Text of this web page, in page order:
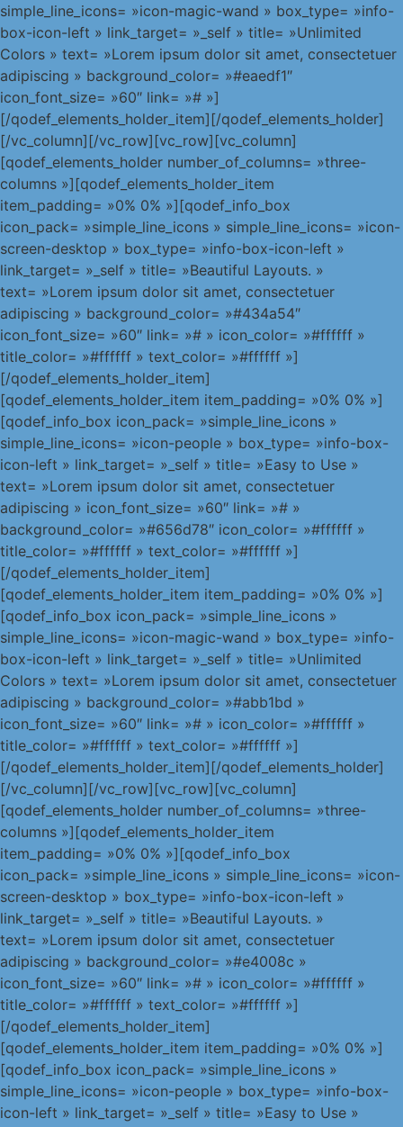
simple_line_icons= »icon-magic-wand » box_type= »info-
box-icon-left » link_target= »_self » title= »Unlimited
Colors » text= »Lorem ipsum dolor sit amet, consectetuer
adipiscing » background_color= »#eaedf1″
icon_font_size= »60″ link= »# »]
[/qodef_elements_holder_item][/qodef_elements_holder]
[/vc_column][/vc_row][vc_row][vc_column]
[qodef_elements_holder number_of_columns= »three-
columns »][qodef_elements_holder_item
item_padding= »0% 0% »][qodef_info_box
icon_pack= »simple_line_icons » simple_line_icons= »icon-
screen-desktop » box_type= »info-box-icon-left »
link_target= »_self » title= »Beautiful Layouts. »
text= »Lorem ipsum dolor sit amet, consectetuer
adipiscing » background_color= »#434a54″
icon_font_size= »60″ link= »# » icon_color= »#ffffff »
title_color= »#ffffff » text_color= »#ffffff »]
[/qodef_elements_holder_item]
[qodef_elements_holder_item item_padding= »0% 0% »]
[qodef_info_box icon_pack= »simple_line_icons »
simple_line_icons= »icon-people » box_type= »info-box-
icon-left » link_target= »_self » title= »Easy to Use »
text= »Lorem ipsum dolor sit amet, consectetuer
adipiscing » icon_font_size= »60″ link= »# »
background_color= »#656d78″ icon_color= »#ffffff »
title_color= »#ffffff » text_color= »#ffffff »]
[/qodef_elements_holder_item]
[qodef_elements_holder_item item_padding= »0% 0% »]
[qodef_info_box icon_pack= »simple_line_icons »
simple_line_icons= »icon-magic-wand » box_type= »info-
box-icon-left » link_target= »_self » title= »Unlimited
Colors » text= »Lorem ipsum dolor sit amet, consectetuer
adipiscing » background_color= »#abb1bd »
icon_font_size= »60″ link= »# » icon_color= »#ffffff »
title_color= »#ffffff » text_color= »#ffffff »]
[/qodef_elements_holder_item][/qodef_elements_holder]
[/vc_column][/vc_row][vc_row][vc_column]
[qodef_elements_holder number_of_columns= »three-
columns »][qodef_elements_holder_item
item_padding= »0% 0% »][qodef_info_box
icon_pack= »simple_line_icons » simple_line_icons= »icon-
screen-desktop » box_type= »info-box-icon-left »
link_target= »_self » title= »Beautiful Layouts. »
text= »Lorem ipsum dolor sit amet, consectetuer
adipiscing » background_color= »#e4008c »
icon_font_size= »60″ link= »# » icon_color= »#ffffff »
title_color= »#ffffff » text_color= »#ffffff »]
[/qodef_elements_holder_item]
[qodef_elements_holder_item item_padding= »0% 0% »]
[qodef_info_box icon_pack= »simple_line_icons »
simple_line_icons= »icon-people » box_type= »info-box-
icon-left » link_target= »_self » title= »Easy to Use »